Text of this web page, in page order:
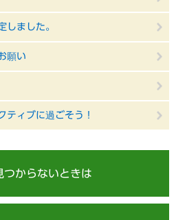
しました。
願い
ティブに過ごそう！
つからないときは